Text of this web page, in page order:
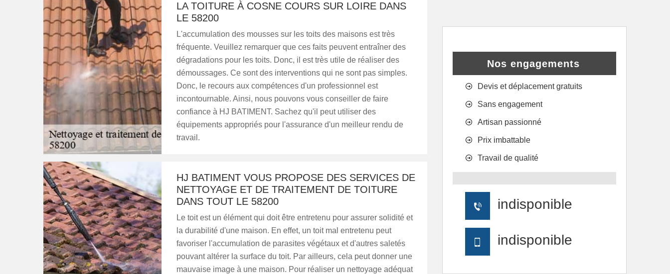
LA TOITURE À COSNE COURS SUR LOIRE DANS
LE 58200
L'accumulation des mousses sur les toits des maisons est très
fréquente. Veuillez remarquer que ces faits peuvent entraîner des
dégradations pour les toits. Donc, il est très utile de réaliser des
démoussages. Ce sont des interventions qui ne sont pas simples.
Donc, le recours aux compétences d'un professionnel est
incontournable. Ainsi, nous pouvons vous conseiller de faire
confiance à HJ BATIMENT. Sachez qu'il peut utiliser des
équipements appropriés pour l'assurance d'un meilleur rendu de
travail.
HJ BATIMENT VOUS PROPOSE DES SERVICES DE
NETTOYAGE ET DE TRAITEMENT DE TOITURE
DANS TOUT LE 58200
Le toit est un élément qui doit être entretenu pour assurer solidité et
la durabilité d'une maison. En effet, un toit mal entretenu peut
favoriser l'accumulation de parasites végétaux et d'autres saletés
pouvant altérer la surface du toit. Par ailleurs, cela peut donner une
mauvaise image à une maison. Pour réaliser un nettoyage adéquat
Nos engagements
Devis et déplacement gratuits
Sans engagement
Artisan passionné
Prix imbattable
Travail de qualité
indisponible
indisponible